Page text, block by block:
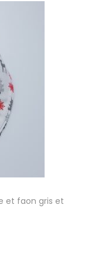
et faon gris et